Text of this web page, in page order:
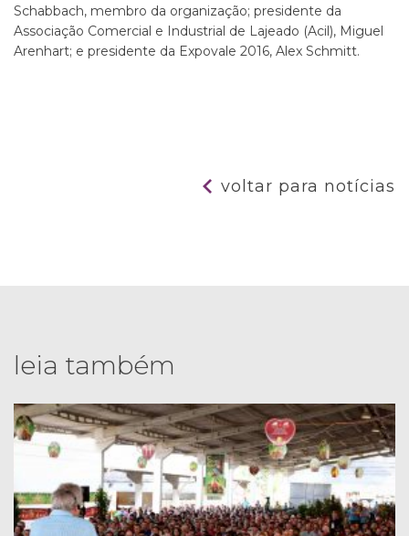
Schabbach, membro da organização; presidente da
Associação Comercial e Industrial de Lajeado (Acil), Miguel
Arenhart; e presidente da Expovale 2016, Alex Schmitt.
voltar para notícias
leia também